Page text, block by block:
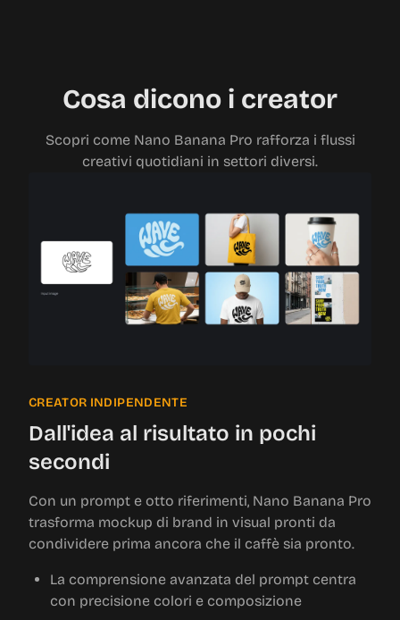
Cosa dicono i creator
Scopri come Nano Banana Pro rafforza i flussi
creativi quotidiani in settori diversi.
CREATOR INDIPENDENTE
Dall'idea al risultato in pochi
secondi
Con un prompt e otto riferimenti, Nano Banana Pro
trasforma mockup di brand in visual pronti da
condividere prima ancora che il caffè sia pronto.
La comprensione avanzata del prompt centra
con precisione colori e composizione